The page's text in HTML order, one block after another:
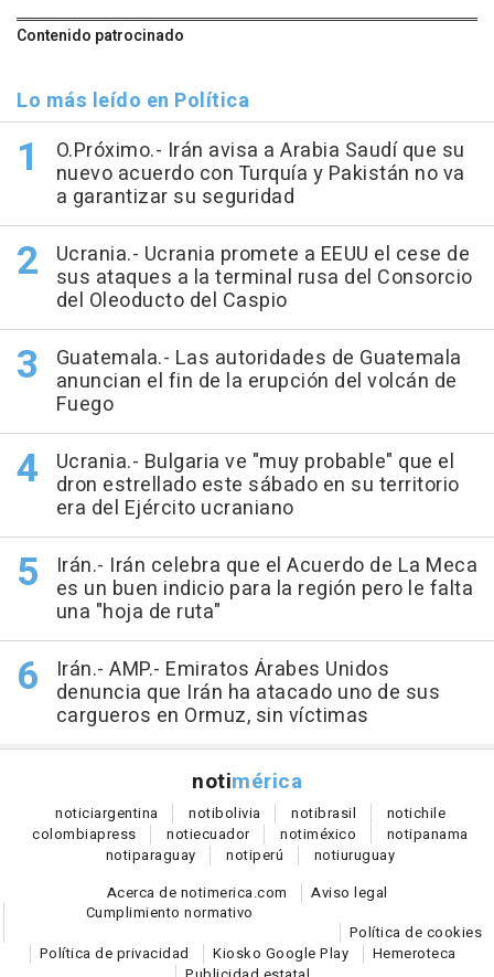
Contenido patrocinado
Lo más leído en Política
O.Próximo.- Irán avisa a Arabia Saudí que su
nuevo acuerdo con Turquía y Pakistán no va
a garantizar su seguridad
Ucrania.- Ucrania promete a EEUU el cese de
sus ataques a la terminal rusa del Consorcio
del Oleoducto del Caspio
Guatemala.- Las autoridades de Guatemala
anuncian el fin de la erupción del volcán de
Fuego
Ucrania.- Bulgaria ve "muy probable" que el
dron estrellado este sábado en su territorio
era del Ejército ucraniano
Irán.- Irán celebra que el Acuerdo de La Meca
es un buen indicio para la región pero le falta
una "hoja de ruta"
Irán.- AMP.- Emiratos Árabes Unidos
denuncia que Irán ha atacado uno de sus
cargueros en Ormuz, sin víctimas
notimérica
noticiargentina notibolivia notibrasil notichile
colombiapress notiecuador notiméxico notipanama
notiparaguay notiperú notiuruguay
Acerca de notimerica.com
Aviso legal
Cumplimiento normativo
Política de cookies
Política de privacidad
Kiosko Google Play
Hemeroteca